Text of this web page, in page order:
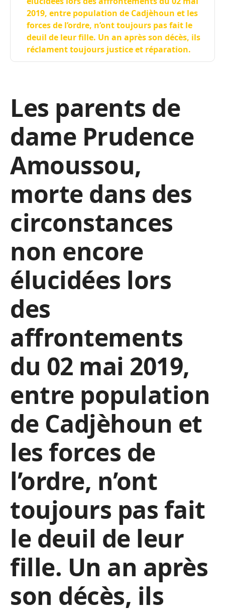
2019, entre population de Cadjèhoun et les
forces de l’ordre, n’ont toujours pas fait le
deuil de leur fille. Un an après son décès, ils
réclament toujours justice et réparation.
Les parents de
dame Prudence
Amoussou,
morte dans des
circonstances
non encore
élucidées lors
des
affrontements
du 02 mai 2019,
entre population
de Cadjèhoun et
les forces de
l’ordre, n’ont
toujours pas fait
le deuil de leur
fille. Un an après
son décès, ils